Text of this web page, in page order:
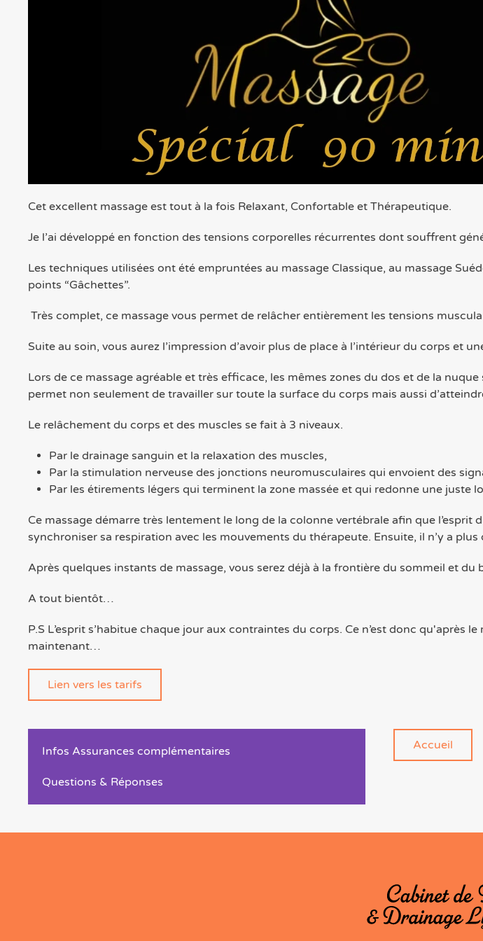
Cet excellent massage est tout à la fois Relaxant, Confortable et Thérapeutique.
Je l’ai développé en fonction des tensions corporelles récurrentes dont souffrent
Les techniques utilisées ont été empruntées au massage Classique, au massage
points “Gâchettes”.
Très complet, ce massage vous permet de relâcher entièrement les tensions
Suite au soin, vous aurez l’impression d’avoir plus de place à l’intérieur du corps et
Lors de ce massage agréable et très efficace, les mêmes zones du dos et de la
permet non seulement de travailler sur toute la surface du corps mais aussi
Le relâchement du corps et des muscles se fait à 3 niveaux.
Par le drainage sanguin et la relaxation des muscles,
Par la stimulation nerveuse des jonctions neuromusculaires qui envoient des
Par les étirements légers qui terminent la zone massée et qui redonne une juste
Ce massage démarre très lentement le long de la colonne vertébrale afin que
synchroniser sa respiration avec les mouvements du thérapeute. Ensuite, il n’y a
Après quelques instants de massage, vous serez déjà à la frontière du sommeil et du
A tout bientôt…
P.S L’esprit s’habitue chaque jour aux contraintes du corps. Ce n’est donc qu'après
maintenant…
Lien vers les tarifs
Infos Assurances complémentaires
Questions & Réponses
Accueil